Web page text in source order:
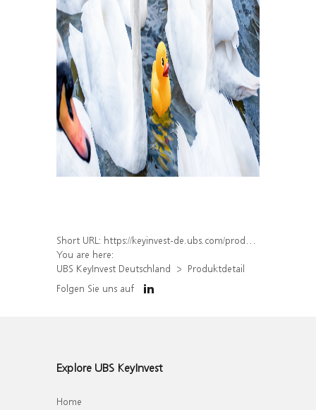
Short URL: https://keyinvest-de.ubs.com/produkt/detail/index/isin/DE000WA40395
You are here:
UBS KeyInvest Deutschland
Produktdetail
Folgen Sie uns auf
Explore UBS KeyInvest
Home